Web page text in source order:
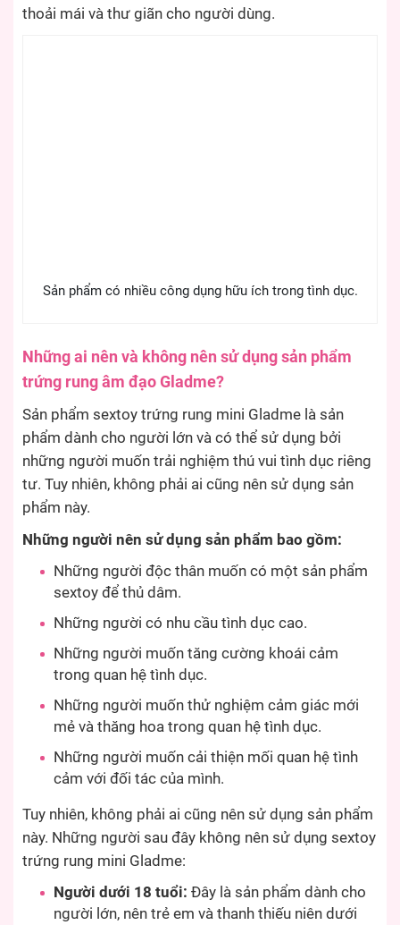
thoải mái và thư giãn cho người dùng.
Sản phẩm có nhiều công dụng hữu ích trong tình dục.
Những ai nên và không nên sử dụng sản phẩm
trứng rung âm đạo Gladme?
Sản phẩm sextoy trứng rung mini Gladme là sản
phẩm dành cho người lớn và có thể sử dụng bởi
những người muốn trải nghiệm thú vui tình dục riêng
tư. Tuy nhiên, không phải ai cũng nên sử dụng sản
phẩm này.
Những người nên sử dụng sản phẩm bao gồm:
Những người độc thân muốn có một sản phẩm
sextoy để thủ dâm.
Những người có nhu cầu tình dục cao.
Những người muốn tăng cường khoái cảm
trong quan hệ tình dục.
Những người muốn thử nghiệm cảm giác mới
mẻ và thăng hoa trong quan hệ tình dục.
Những người muốn cải thiện mối quan hệ tình
cảm với đối tác của mình.
Tuy nhiên, không phải ai cũng nên sử dụng sản phẩm
này. Những người sau đây không nên sử dụng sextoy
trứng rung mini Gladme:
Người dưới 18 tuổi: Đây là sản phẩm dành cho
người lớn, nên trẻ em và thanh thiếu niên dưới